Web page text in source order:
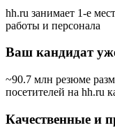
hh.ru занимает 1-е
работы и персонала
Ваш кандидат
~90.7 млн резюме
посетителей на hh.ru
Качественные и